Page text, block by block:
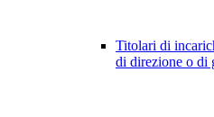
Titolari di
di direzione o di